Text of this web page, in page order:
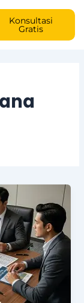
Konsultasi
Gratis